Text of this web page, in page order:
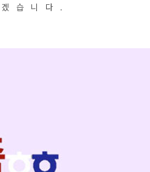
습니다.